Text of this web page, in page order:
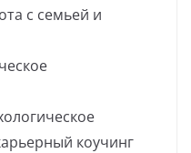
с семьей и
коучинг